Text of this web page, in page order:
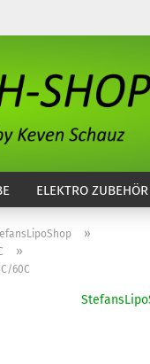
ELEKTRO ZUBEHÖR
»
»
60C